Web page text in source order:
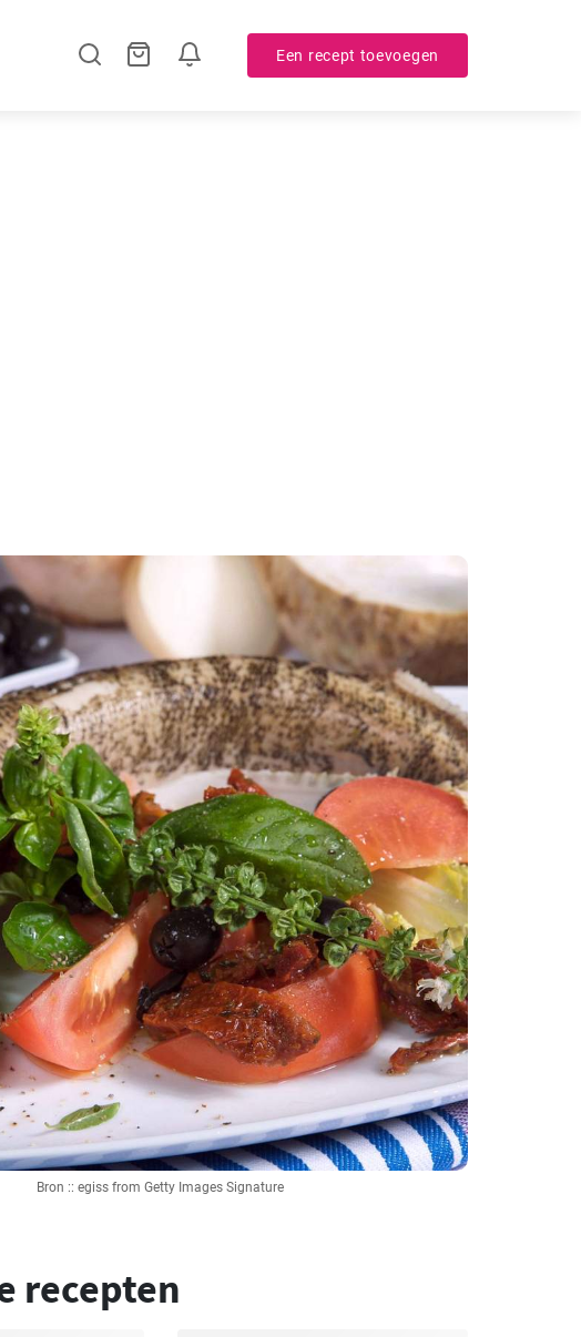
Een recept toevoegen
Bron :: egiss from Getty Images Signature
recepten